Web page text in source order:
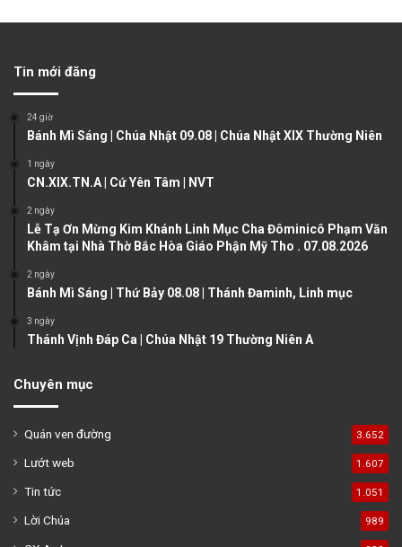
u
p
g
g
Tin mới đăng
24 giờ
Bánh Mì Sáng | Chúa Nhật 09.08 | Chúa Nhật XIX Thường Niên
1 ngày
CN.XIX.TN.A | Cứ Yên Tâm | NVT
2 ngày
Lễ Tạ Ơn Mừng Kim Khánh Linh Mục Cha Đôminicô Phạm Văn
Khâm tại Nhà Thờ Bắc Hòa Giáo Phận Mỹ Tho . 07.08.2026
2 ngày
Bánh Mì Sáng | Thứ Bảy 08.08 | Thánh Đaminh, Linh mục
3 ngày
Thánh Vịnh Đáp Ca | Chúa Nhật 19 Thường Niên A
Chuyên mục
Quán ven đường 3.652
Lướt web 1.607
Tin tức 1.051
Lời Chúa 989